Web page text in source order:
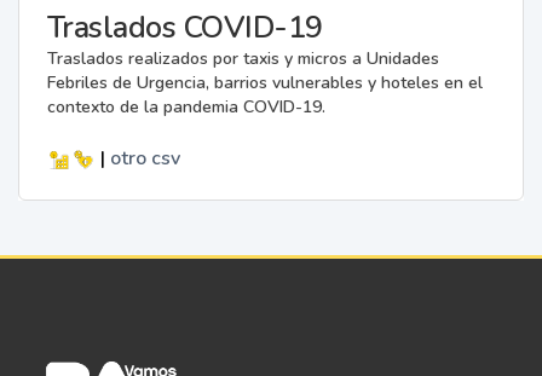
Traslados COVID-19
Traslados realizados por taxis y micros a Unidades
Febriles de Urgencia, barrios vulnerables y hoteles en el
contexto de la pandemia COVID-19.
| otro csv